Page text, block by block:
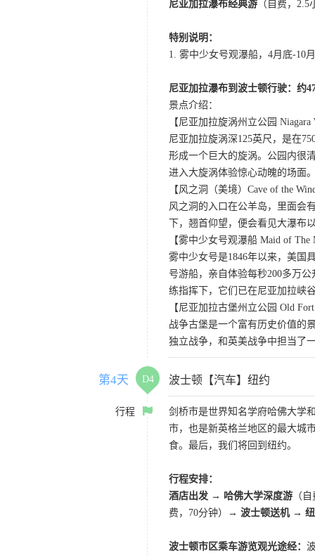
尼亚加拉瀑布经典游 （自费，
特别说明：
1. 雾中少女号观瀑船，4月底-10
尼亚加拉瀑布到波士顿行驶：约
景点介绍：
【尼亚加拉旋涡州立公园
尼亚加拉旋涡深125英尺，是在
形成一个巨大的旋涡。公园内很
进入大旋涡体验惊心动魄的场面
【风之洞（美境）Cave of the
风之洞的入口在公羊岛，里面会
下，翘首仰望，便会看见大瀑布
【雾中少女号观瀑船 Maid of The
雾中少女号是1846年以来，美国
号游船，亲自体验每秒200多万
练指挥下，它们已在尼亚加拉峡
【尼亚加拉古堡州立公园 Old
战争古堡是一个富有历史价值的
独立战争，和英美战争中担当了
第4天 D4 波士顿【汽车】纽约
行程
剑桥市是世界知名学府哈佛大学
市，也是新英格兰地区的最大城
食。最后，我们将回到纽约。
行程安排：
酒店出发 → 哈佛大学深度游 （
费，70分钟）→ 波士顿送机 →
波士顿市区乘车游览观光途经：